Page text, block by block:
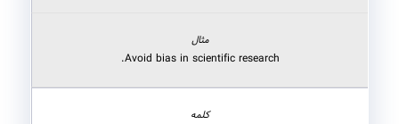
Avoid bias in scientific research.